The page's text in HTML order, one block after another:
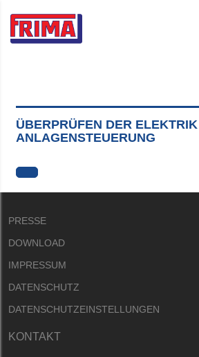
ÜBERPRÜFEN DER
ANLAGENSTEUERUNG
PRESSE
DOWNLOAD
IMPRESSUM
DATENSCHUTZ
DATENSCHUTZEINSTELLUNGEN
KONTAKT